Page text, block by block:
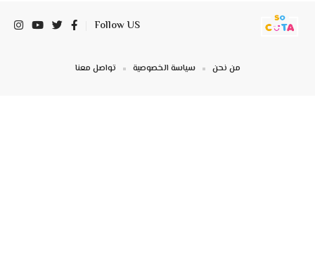
Follow US
من نحن سياسة الخصوصية تواصل معنا